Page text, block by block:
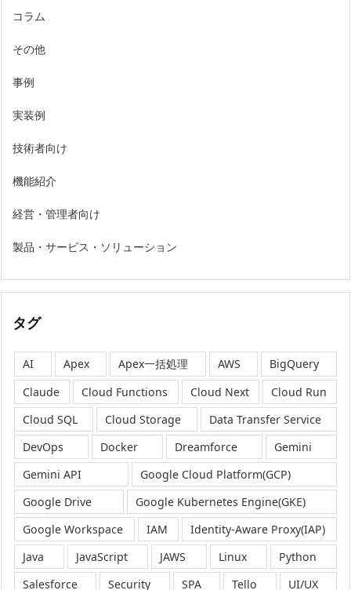
コラム
その他
事例
実装例
技術者向け
機能紹介
経営・管理者向け
製品・サービス・ソリューション
タグ
AI Apex Apex一括処理 AWS
BigQuery
Claude
Cloud Functions Cloud Next
Cloud Run
Cloud SQL
Cloud Storage
Data Transfer Service
DevOps
Docker Dreamforce
Gemini
Gemini API
Google Cloud Platform(GCP)
Google Drive
Google Kubernetes Engine(GKE)
Google Workspace
IAM
Identity-Aware Proxy(IAP)
Java
JavaScript JAWS Linux
Python
Salesforce
Security SPA Tello UI/UX